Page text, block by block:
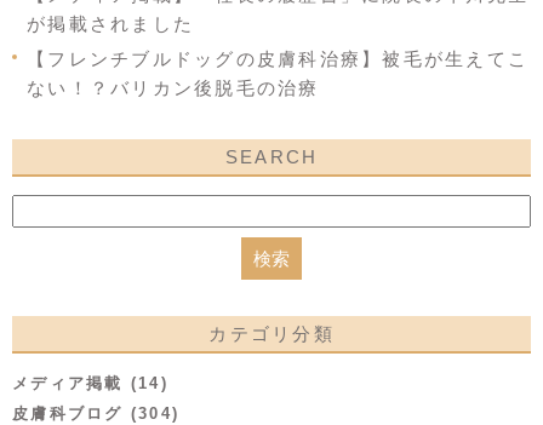
が掲載されました
【フレンチブルドッグの皮膚科治療】被毛が生えてこ
ない！？バリカン後脱毛の治療
SEARCH
カテゴリ分類
メディア掲載 (14)
皮膚科ブログ (304)